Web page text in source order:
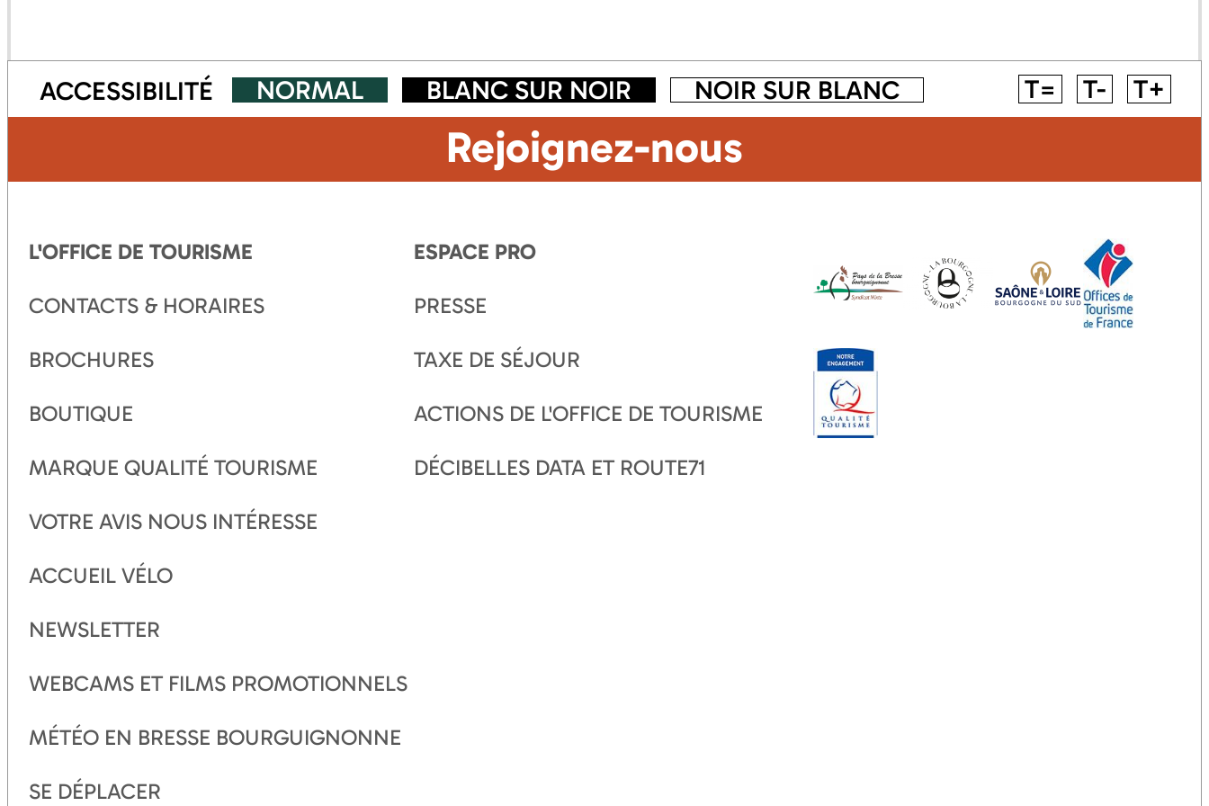
ACCESSIBILITÉ NORMAL BLANC SUR NOIR NOIR SUR BLANC T= T- T+
Rejoignez-nous
L'OFFICE DE TOURISME
CONTACTS & HORAIRES
BROCHURES
BOUTIQUE
MARQUE QUALITÉ TOURISME
VOTRE AVIS NOUS INTÉRESSE
ACCUEIL VÉLO
NEWSLETTER
WEBCAMS ET FILMS PROMOTIONNELS
MÉTÉO EN BRESSE BOURGUIGNONNE
SE DÉPLACER
ESPACE PRO
PRESSE
TAXE DE SÉJOUR
ACTIONS DE L'OFFICE DE TOURISME
DÉCIBELLES DATA ET ROUTE71